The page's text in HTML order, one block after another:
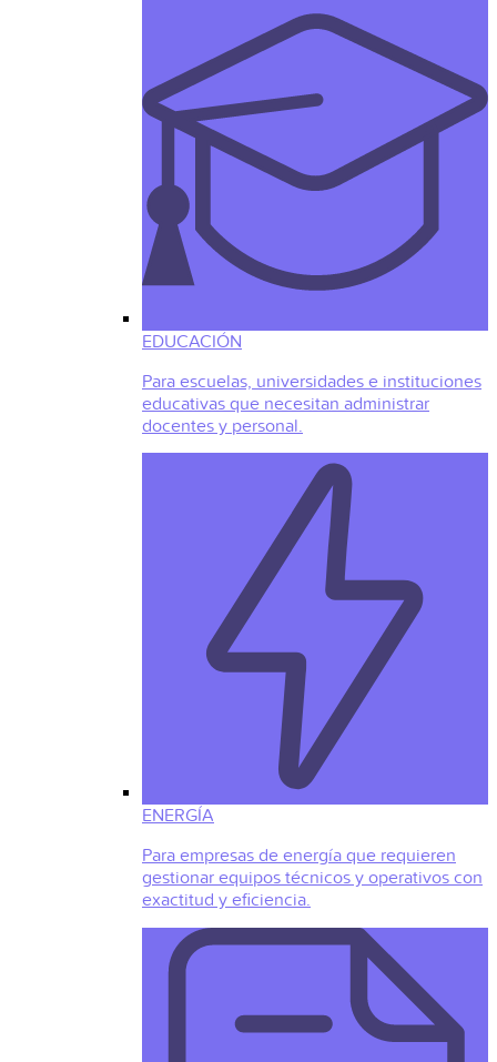
EDUCACIÓN
Para escuelas, universidades e instituciones
educativas que necesitan administrar
docentes y personal.
ENERGÍA
Para empresas de energía que requieren
gestionar equipos técnicos y operativos con
exactitud y eficiencia.